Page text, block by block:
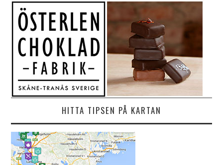
HITTA TIPSEN PÅ KARTAN